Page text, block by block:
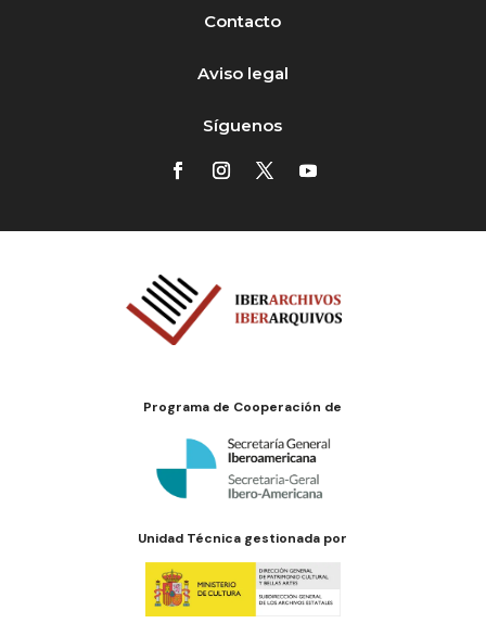
Contacto
Aviso legal
Síguenos
Programa de Cooperación de
Unidad Técnica gestionada por